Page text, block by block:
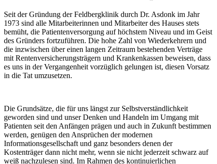
Seit der Gründung der Feldbergklinik durch Dr. Asdonk im Jahr
1973 sind alle Mitarbeiterinnen und Mitarbeiter des Hauses stets
bemüht, die Patientenversorgung auf höchstem Niveau und im Geist
des Gründers fortzuführen. Die hohe Zahl von Wiederkehrern und
die inzwischen über einen langen Zeitraum bestehenden Verträge
mit Rentenversicherungsträgern und Krankenkassen beweisen, dass
es uns in der Vergangenheit vorzüglich gelungen ist, diesen Vorsatz
in die Tat umzusetzen.
Die Grundsätze, die für uns längst zur Selbstverständlichkeit
geworden sind und unser Denken und Handeln im Umgang mit
Patienten seit den Anfängen prägen und auch in Zukunft bestimmen
werden, genügen den Ansprüchen der modernen
Informationsgesellschaft und ganz besonders denen der
Kostenträger dann nicht mehr, wenn sie nicht jederzeit schwarz auf
weiß nachzulesen sind. Im Rahmen des kontinuierlichen